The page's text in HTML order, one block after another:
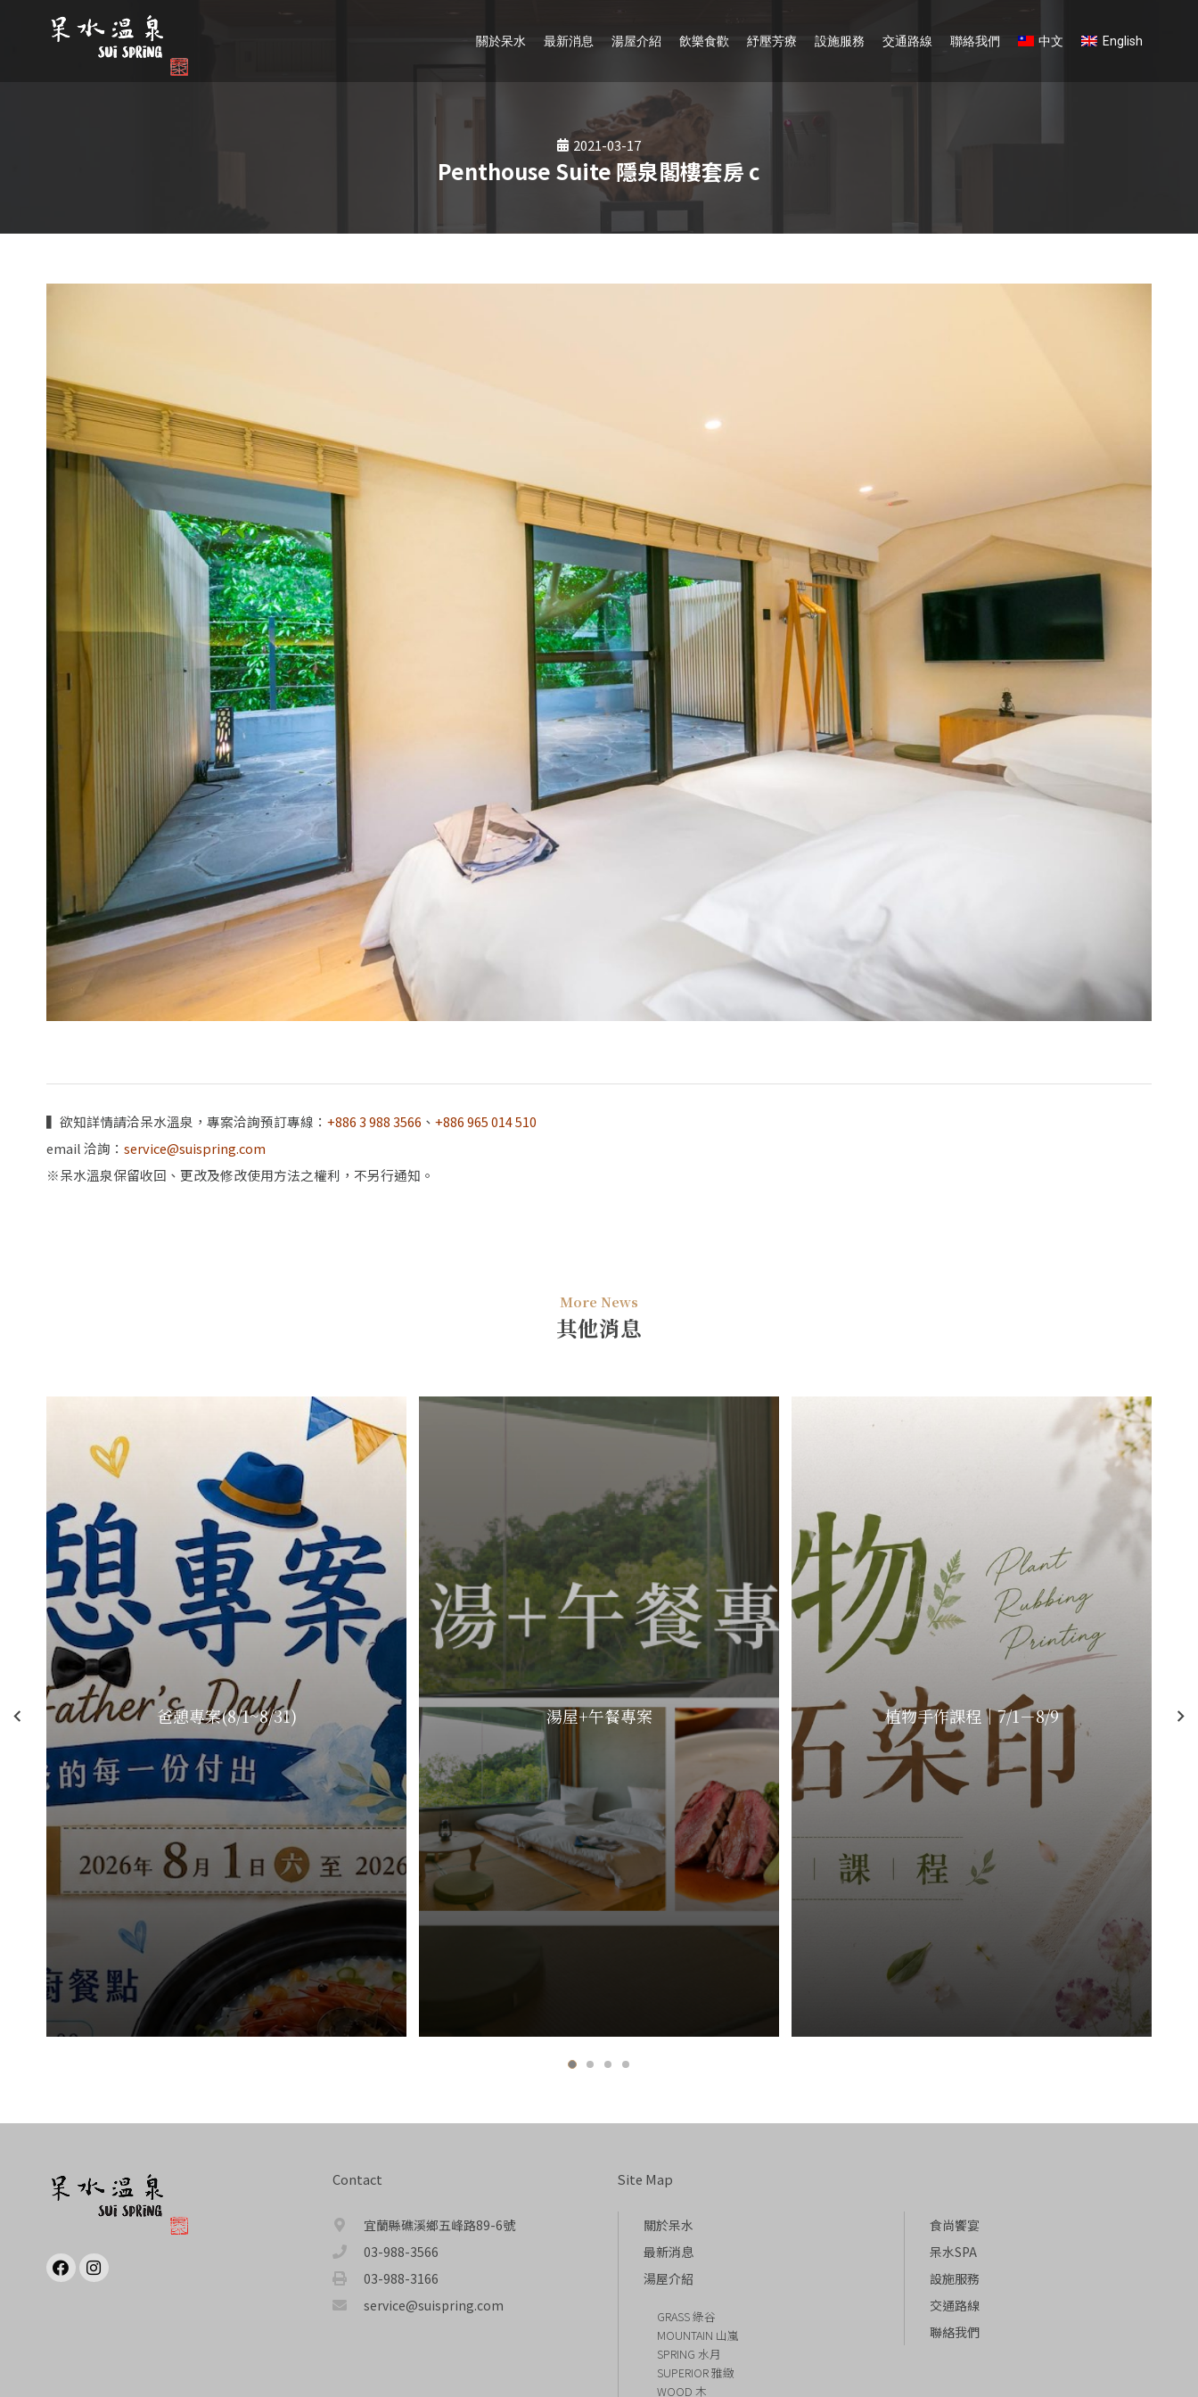
關於呆水 最新消息 湯屋介紹 飲樂食歡 紓壓芳療 設施服務 交通路線 聯絡我們 中文 English
2021-03-17
Penthouse Suite 隱泉閣樓套房 c
▍欲知詳情請洽呆水溫泉，專案洽詢預訂專線： +886 3 988 3566 、 +886 965 014 510
email 洽詢： service@suispring.com
※呆水溫泉保留收回、更改及修改使用方法之權利，不另行通知。
More News
其他消息
爸憩專案(8/1~8/31) 湯屋+午餐專案 植物手作課程｜7/1－8/9
Contact
宜蘭縣礁溪鄉五峰路89-6號
03-988-3566
03-988-3166
service@suispring.com
Site Map
關於呆水
最新消息
湯屋介紹
GRASS 綠谷
MOUNTAIN 山嵐
SPRING 水月
SUPERIOR 雅緻
WOOD 木
食尚饗宴
呆水SPA
設施服務
交通路線
聯絡我們